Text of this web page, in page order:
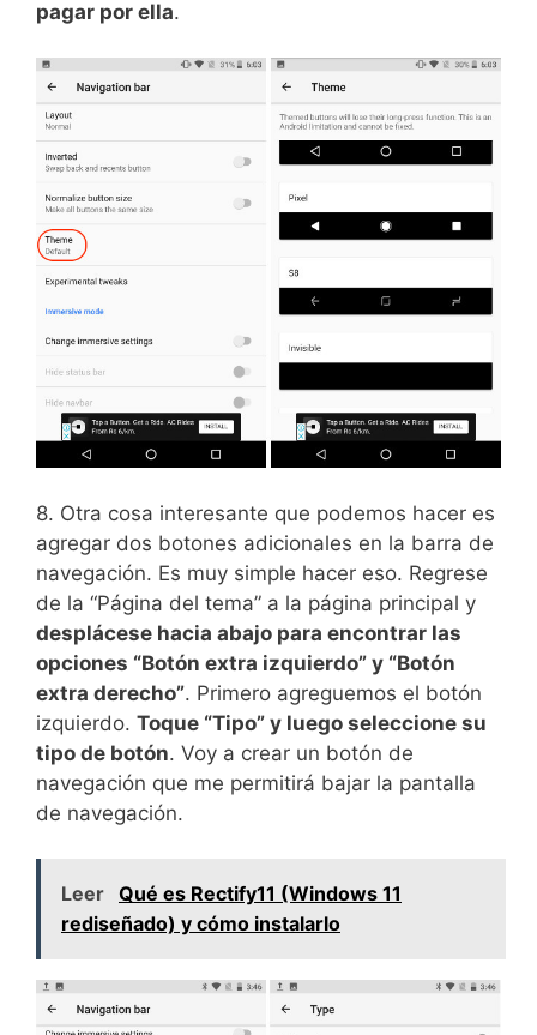
pagar por ella.
8. Otra cosa interesante que podemos hacer es
agregar dos botones adicionales en la barra de
navegación. Es muy simple hacer eso. Regrese
de la “Página del tema” a la página principal y
desplácese hacia abajo para encontrar las
opciones “Botón extra izquierdo” y “Botón
extra derecho”. Primero agreguemos el botón
izquierdo. Toque “Tipo” y luego seleccione su
tipo de botón. Voy a crear un botón de
navegación que me permitirá bajar la pantalla
de navegación.
Leer Qué es Rectify11 (Windows 11
rediseñado) y cómo instalarlo